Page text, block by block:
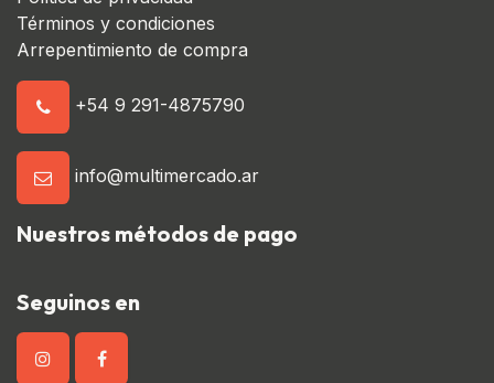
Términos y condiciones
Arrepentimiento de compra
+54 9 291-4875790
info@multimercado.ar
Nuestros métodos de pago
Seguinos en